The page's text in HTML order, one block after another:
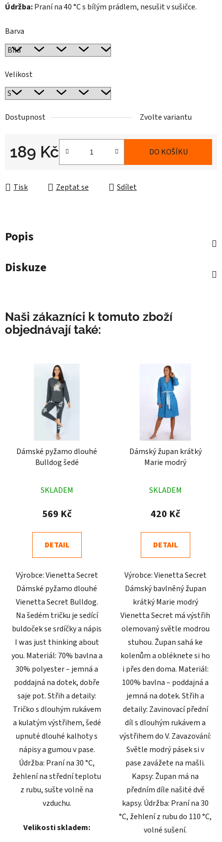
Údržba:Praní na 40 °C s bílým prádlem, nesušit v sušičce.
Barva
Velikost
Dostupnost Zvolte variantu
189 Kč DO KOŠÍKU
Tisk Zeptat se Sdílet
Popis
Diskuze
Naši zákazníci k tomuto zboží
objednávají také:
Dámské pyžamo dlouhé
Bulldog šedé
hodnocení
produktu
4,9
z
hvězdiček.
SKLADEM
569 Kč
DETAIL
Výrobce: Vienetta Secret
Dámské pyžamo dlouhé
Vienetta Secret Bulldog.
Na šedém tričku je sedící
buldoček se srdíčky a nápis
I was just thinking about
you. Materiál: 70% bavlna a
30% polyester – jemná a
poddajná na dotek, dobře
saje pot. Střih a detaily:
Tričko s dlouhým rukávem
a kulatým výstřihem, šedé
upnuté dlouhé kalhoty s
nápisy a gumou v pase.
Údržba: Praní na 30 °C,
žehlení na střední teplotu
z rubu, sušte volně na
vzduchu.
Velikosti skladem:
Dámský župan krátký
Marie modrý
hodnocení
produktu
4,6
z
hvězdiček.
SKLADEM
420 Kč
DETAIL
Výrobce: Vienetta Secret
Dámský bavlněný župan
krátký Marie modrý
Vienetta Secret má výstřih
olemovaný světle modrou
stuhou. Župan sahá ke
kolenům a obléknete si ho
i přes den doma. Materiál:
100% bavlna – poddajná a
jemná na dotek. Střih a
detaily: Zavinovací přední
díl s dlouhým rukávem a
výstřihem do V. Zavazování:
Světle modrý pásek si v
pase zavážete na mašli.
Kapsy: Župan má na
předním díle našité dvě
kapsy. Údržba: Praní na 30
°C, žehlení z rubu do 110 °C,
volné sušení.